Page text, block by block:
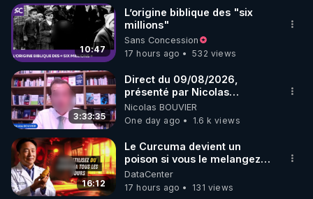
▶ 30 jours gratuit sur l’application de méditation et
de bien-être ENVOL :
Rendez-vous sur https://www.envol.app/code
le code : REGENERE
10:47
L’origine biblique des "six
millions"
Sans Concession
17 hours ago
532 views
3:33:35
Direct du 09/08/2026,
présenté par Nicolas
BOUVIER
Nicolas BOUVIER
One day ago
1.6 k views
16:12
Le Curcuma devient un
poison si vous le melangez
avec l'un de ces 3 aliments
DataCenter
17 hours ago
131 views